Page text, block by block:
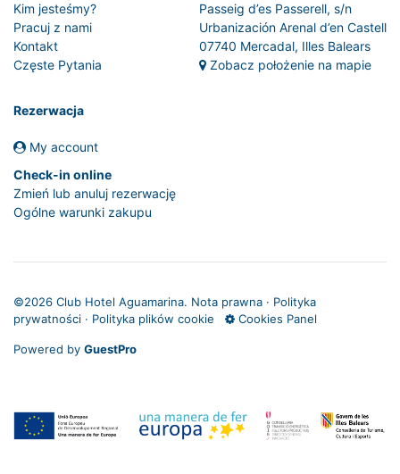
Kim jesteśmy?
Pracuj z nami
Kontakt
Częste Pytania
Passeig d’es Passerell, s/n
Urbanización Arenal d’en Castell
07740 Mercadal, Illes Balears
Zobacz położenie na mapie
Rezerwacja
My account
Check-in online
Zmień lub anuluj rezerwację
Ogólne warunki zakupu
©2026 Club Hotel Aguamarina. Nota prawna · Polityka
prywatności · Polityka plików cookie Cookies Panel
Powered by GuestPro